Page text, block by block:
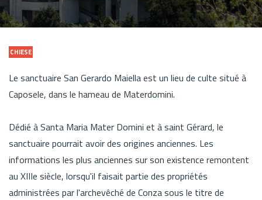
CHIESE
Le sanctuaire San Gerardo Maiella est un lieu de culte situé à
Caposele, dans le hameau de Materdomini.
Dédié à Santa Maria Mater Domini et à saint Gérard, le
sanctuaire pourrait avoir des origines anciennes. Les
informations les plus anciennes sur son existence remontent
au XIIIe siècle, lorsqu'il faisait partie des propriétés
administrées par l'archevêché de Conza sous le titre de